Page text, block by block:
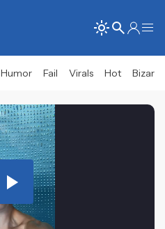
Humor Fail Virals Hot Bizar
Play
Video